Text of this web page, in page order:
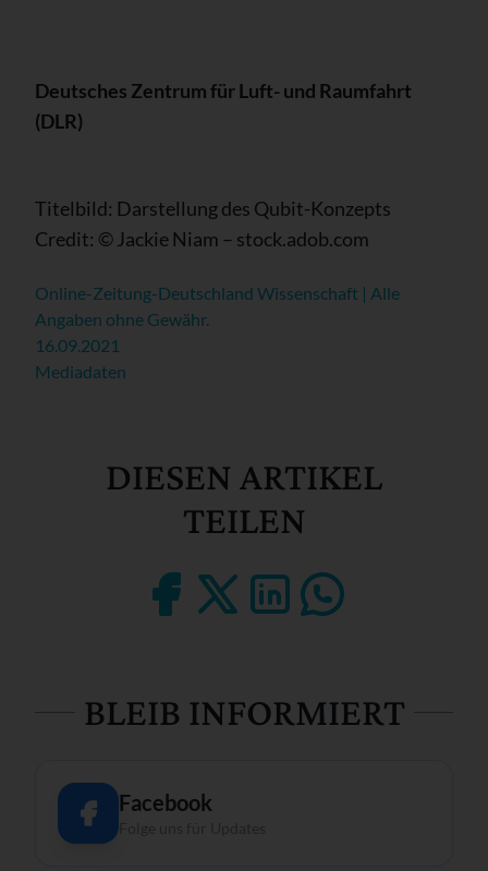
Deutsches Zentrum für Luft- und Raumfahrt
(DLR)
Titelbild: Dar­stel­lung des Qubit-Kon­zepts
Credit: © Jackie Niam – stock.adob.com
Online-Zeitung-Deutschland Wissenschaft | Alle
Angaben ohne Gewähr.
16.09.2021
Mediadaten
DIESEN ARTIKEL
TEILEN
BLEIB INFORMIERT
Facebook